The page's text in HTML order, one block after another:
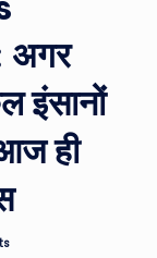
इंसानों
ही